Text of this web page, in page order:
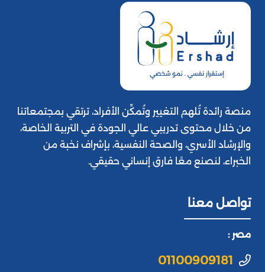
منصة رائدة تُلهم التغيير وتُمكِّن الأفراد، ترتقي بمجتمعاتنا
من خلال محتوى تدريبي عالي الجودة في التربية الخاصة،
والإرشاد الأسري، والصحة النفسية، بإشراف نخبة من
الخبراء، لنصنع معًا فارق إنساني حقيقي.
تواصل معنا
مصر :
01100909181